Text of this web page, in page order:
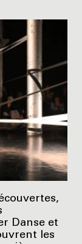
Danse et
les